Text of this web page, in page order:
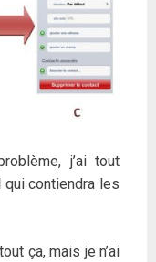
j’ai tout
qui contiendra les
ça, mais je n’ai